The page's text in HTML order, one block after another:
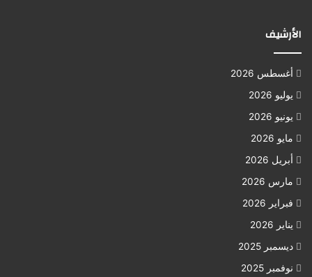
الأرشيف
أغسطس 2026
يوليو 2026
يونيو 2026
مايو 2026
أبريل 2026
مارس 2026
فبراير 2026
يناير 2026
ديسمبر 2025
نوفمبر 2025